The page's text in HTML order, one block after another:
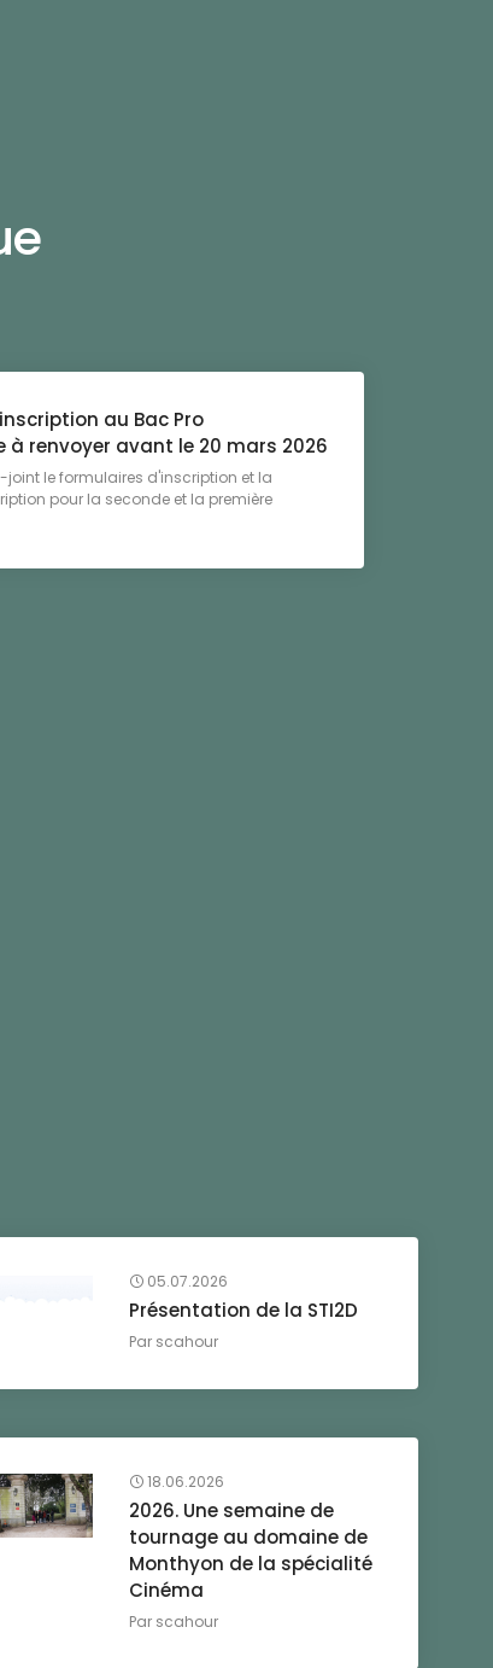
au Bac Pro
à renvoyer avant le 20 mars 2026
joint le formulaires d'inscription et la
pour la seconde et la première
05.07.2026
Présentation de la STI2D
Par scahour
18.06.2026
2026. Une semaine de
tournage au domaine de
Monthyon de la spécialité
Cinéma
Par scahour